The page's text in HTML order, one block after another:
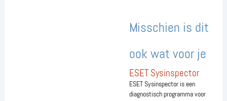
Misschien is dit
ook wat voor je
ESET Sysinspector
ESET Sysinspector is een
diagnostisch programma voor